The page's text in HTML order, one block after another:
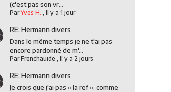
(c'est pas son vr...
ParYves H. , Il y a 1 jour
RE: Hermann divers
Dans le même temps je ne t'ai pas
encore pardonné de m'...
ParFrenchauide , Il y a 2 jours
RE: Hermann divers
Je crois que j'ai pas « la ref », comme